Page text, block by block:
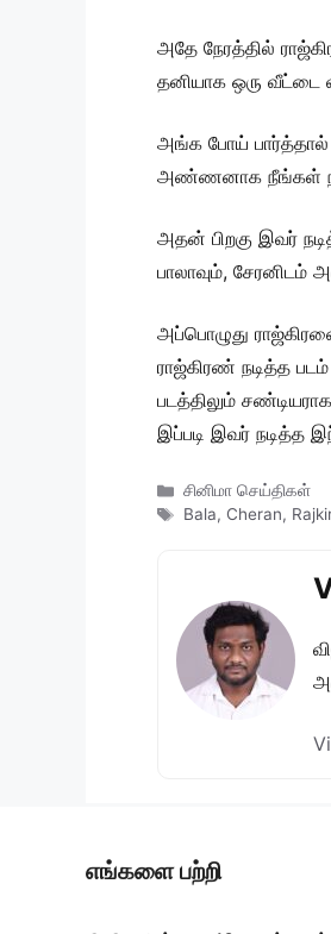
அதே நேரத்தில்
தனியாக ஒரு வீட்டை
அங்க போய் பார்த்தால்
அண்ணனாக நீங்கள்
அதன் பிறகு இவர்
பாலாவும், சேரனிடம்
அப்பொழுது
ராஜ்கிரண் நடித்த
படத்திலும்
இப்படி இவர் நடித்த
Categories
சினிமா செய்திகள்
Tags
Bala, Cheran,
எங்களை பற்றி